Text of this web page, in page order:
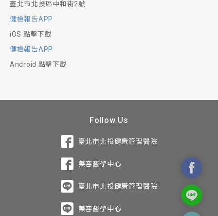
臺北市北投區中和街2號
健檢報告APP
iOS 點擊下載
健檢報告APP
Android 點擊下載
Follow Us
臺北市北投健康管理醫院
美容醫學中心
臺北市北投健康管理醫院
美容醫學中心